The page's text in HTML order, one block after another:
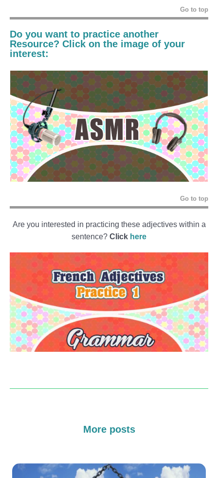
Go to top
Do you want to practice another
Resource? Click on the image of your
interest:
Go to top
Are you interested in practicing these adjectives within a
sentence? Click here
More posts